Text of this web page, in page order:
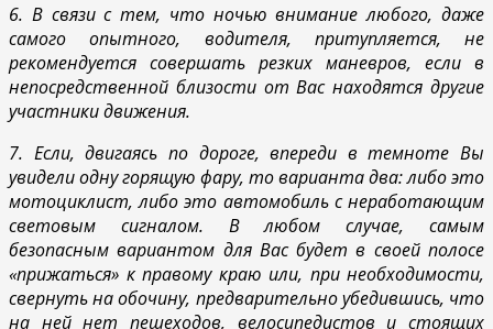
6. В связи с тем, что ночью внимание любого, даже
самого опытного, водителя, притупляется, не
рекомендуется совершать резких маневров, если в
непосредственной близости от Вас находятся другие
участники движения.
7. Если, двигаясь по дороге, впереди в темноте Вы
увидели одну горящую фару, то варианта два: либо это
мотоциклист, либо это автомобиль с неработающим
световым сигналом. В любом случае, самым
безопасным вариантом для Вас будет в своей полосе
«прижаться» к правому краю или, при необходимости,
свернуть на обочину, предварительно убедившись, что
на ней нет пешеходов, велосипедистов и стоящих